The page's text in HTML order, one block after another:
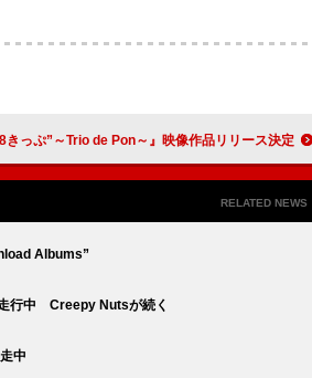
和義、3ピースツアー『斉藤和義ライブツアー2024 “青春58きっぷ”～Trio de Pon～』映像作品リリース決定
RELATED NEWS
Albums”
走行中 Creepy Nutsが続く
中